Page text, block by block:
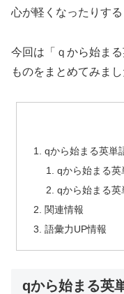
心が軽くなったりする
今回は「ｑから始ま
ものをまとめてみまし
qから始まる英単
qから始まる
qから始まる
関連情報
語彙力UP情報
qから始まる英